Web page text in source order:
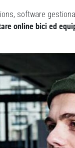
software
online bici ed